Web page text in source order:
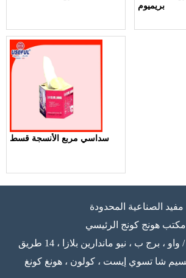
بريميوم
سداسي مربع الأنسجة قسط
مفيد الصناعية المحدودة
غرفة 608-610 ، 6 / واو ، برج ب ، نيو ماندارين بلازا ، 14 طريق
شا تسوي إيست ، كولون ، هونغ كونغ